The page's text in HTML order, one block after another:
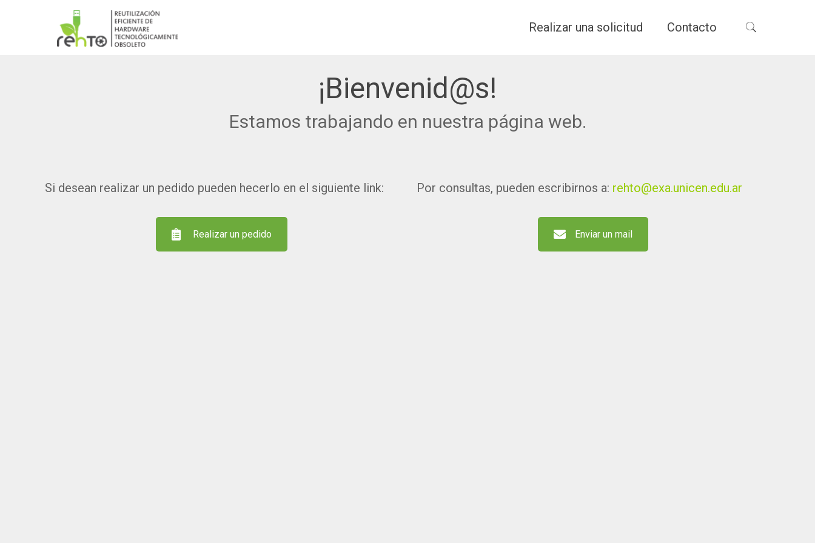
Realizar una solicitud Contacto
¡Bienvenid@s!
Estamos trabajando en nuestra página web.
Si desean realizar un pedido pueden hecerlo en el siguiente link:
Realizar un pedido
Por consultas, pueden escribirnos a: rehto@exa.unicen.edu.ar
Enviar un mail